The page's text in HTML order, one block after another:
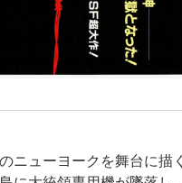
ニューヨークを舞台に描